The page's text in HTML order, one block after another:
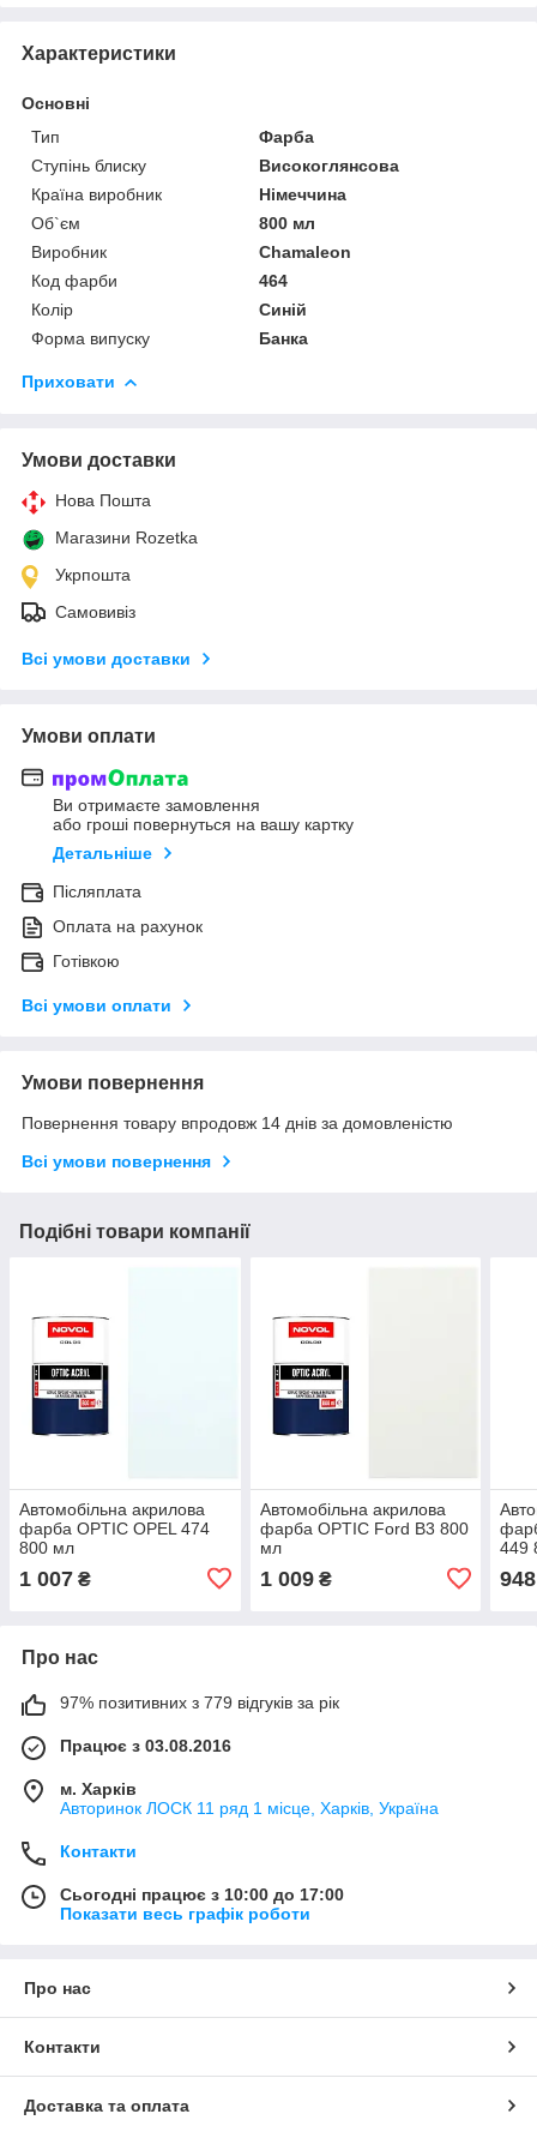
Характеристики
Основні
Тип
Фарба
Ступінь блиску
Високоглянсова
Країна виробник
Німеччина
Об`єм
800 мл
Виробник
Chamaleon
Код фарби
464
Колір
Синій
Форма випуску
Банка
Приховати
Умови доставки
Нова Пошта
Магазини Rozetka
Укрпошта
Самовивіз
Всі умови доставки
Умови оплати
Ви отримаєте замовлення
або гроші повернуться на вашу картку
Детальніше
Післяплата
Оплата на рахунок
Готівкою
Всі умови оплати
Умови повернення
Повернення товару впродовж 14 днів за домовленістю
Всі умови повернення
Подібні товари компанії
Автомобільна акрилова
фарба OPTIC OPEL 474
800 мл
1 007 ₴
Автомобільна акрилова
фарба OPTIC Ford B3 800
мл
1 009₴
449
948
Про нас
97% позитивних з 779 відгуків за рік
Працює з 03.08.2016
м. Харків
Авторинок ЛОСК 11 ряд 1 місце, Харків, Україна
Контакти
Сьогодні працює з 10:00 до 17:00
Показати весь графік роботи
Про нас
Контакти
Доставка та оплата